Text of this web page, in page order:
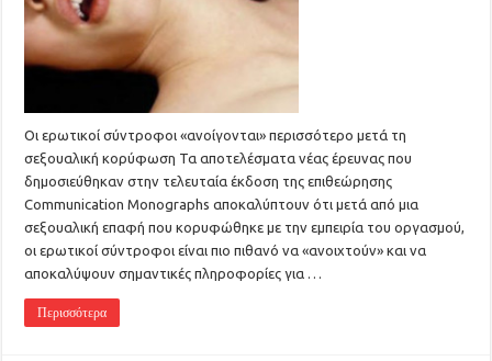
Οι ερωτικοί σύντροφοι «ανοίγονται» περισσότερο μετά τη
σεξουαλική κορύφωση Τα αποτελέσματα νέας έρευνας που
δημοσιεύθηκαν στην τελευταία έκδοση της επιθεώρησης
Communication Monographs αποκαλύπτουν ότι μετά από μια
σεξουαλική επαφή που κορυφώθηκε με την εμπειρία του οργασμού,
οι ερωτικοί σύντροφοι είναι πιο πιθανό να «ανοιχτούν» και να
αποκαλύψουν σημαντικές πληροφορίες για …
Περισσότερα